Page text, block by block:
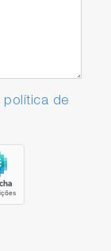
política de